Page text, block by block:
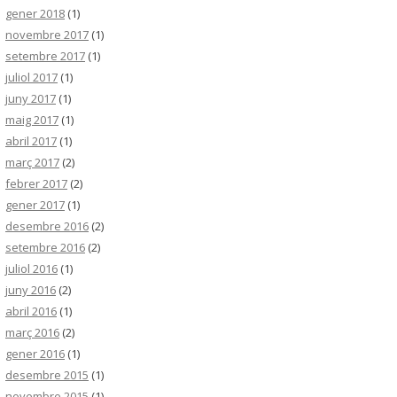
gener 2018 (1)
novembre 2017 (1)
setembre 2017 (1)
juliol 2017 (1)
juny 2017 (1)
maig 2017 (1)
abril 2017 (1)
març 2017 (2)
febrer 2017 (2)
gener 2017 (1)
desembre 2016 (2)
setembre 2016 (2)
juliol 2016 (1)
juny 2016 (2)
abril 2016 (1)
març 2016 (2)
gener 2016 (1)
desembre 2015 (1)